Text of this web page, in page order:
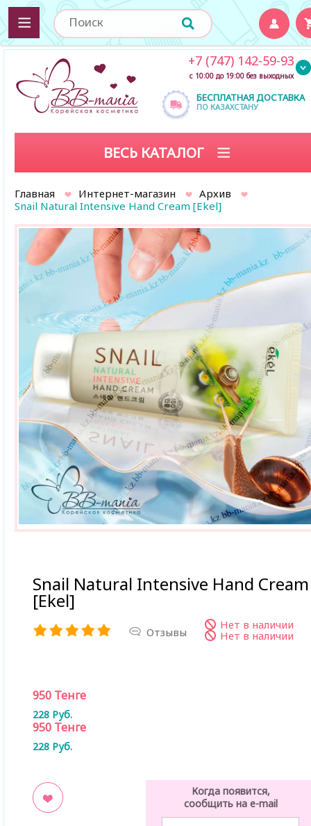
БЕСПЛАТНАЯ ДОСТАВКА
ПО КАЗАХСТАНУ
+7 (747) 142-59-93
с 10:00 до 19:00 без выходных
ВЕСЬ КАТАЛОГ
Главная Интернет-магазин
Архив
Snail Natural Intensive Hand Cream [Ekel]
Snail Natural Intensive Hand Cream
[Ekel]
Отзывы
Нет в наличии
Нет в наличии
950 Тенге
228 Руб.
950 Тенге
228 Руб.
Когда появится,
сообщить на e-mail